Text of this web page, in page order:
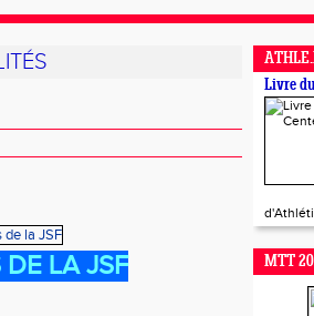
DE LA JSF
Livre
MTT